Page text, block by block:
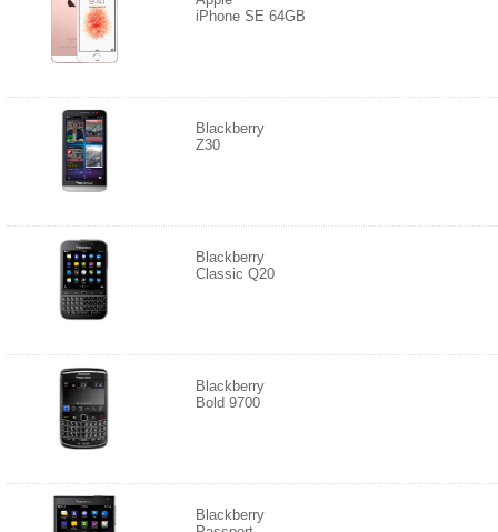
iPhone SE 64GB
Blackberry
Z30
Blackberry
Classic Q20
Blackberry
Bold 9700
Blackberry